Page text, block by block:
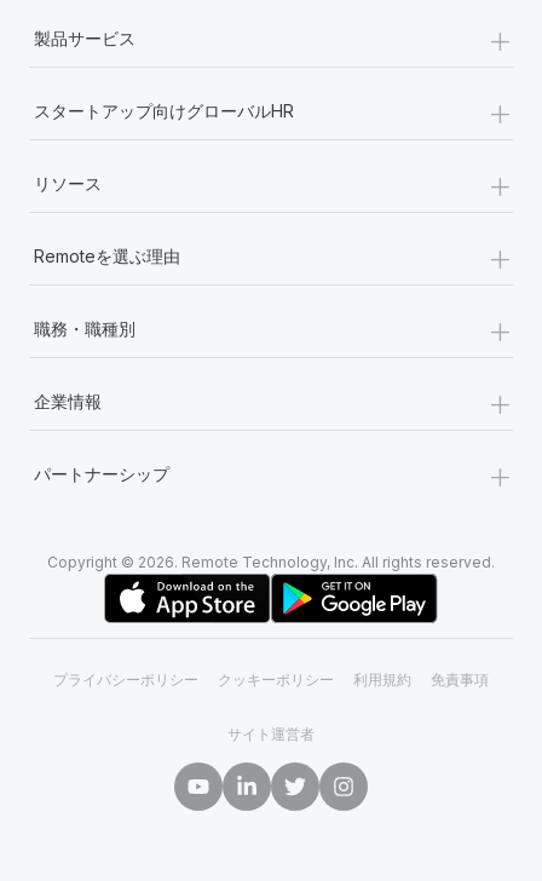
製品サービス +
スタートアップ向けグローバルHR +
リソース +
Remoteを選ぶ理由 +
職務・職種別 +
企業情報 +
パートナーシップ +
Copyright © 2026. Remote Technology, Inc. All rights reserved.
プライバシーポリシー クッキーポリシー 利用規約 免責事項
サイト運営者